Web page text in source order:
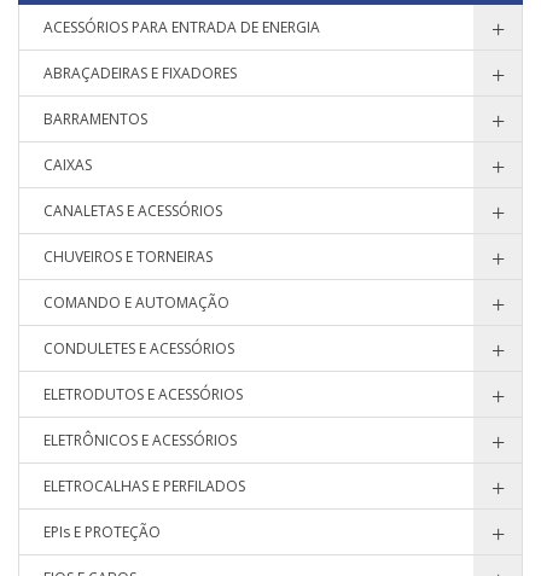
ACESSÓRIOS PARA ENTRADA DE ENERGIA
ABRAÇADEIRAS E FIXADORES
BARRAMENTOS
CAIXAS
CANALETAS E ACESSÓRIOS
CHUVEIROS E TORNEIRAS
COMANDO E AUTOMAÇÃO
CONDULETES E ACESSÓRIOS
ELETRODUTOS E ACESSÓRIOS
ELETRÔNICOS E ACESSÓRIOS
ELETROCALHAS E PERFILADOS
EPIs E PROTEÇÃO